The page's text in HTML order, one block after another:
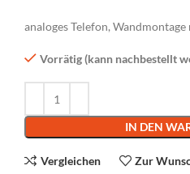
analoges Telefon,
Vorrätig (kann nachbestellt
IN DEN
Vergleichen Zur